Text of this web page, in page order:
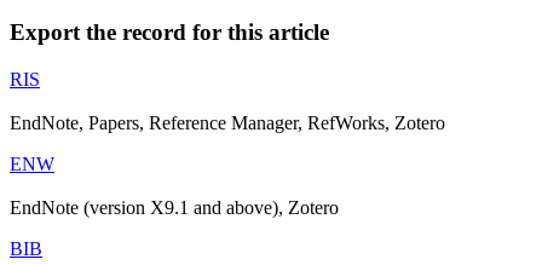
Export the record for this article
RIS
EndNote, Papers, Reference Manager, RefWorks, Zotero
ENW
EndNote (version X9.1 and above), Zotero
BIB